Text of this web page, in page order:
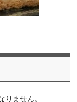
りません。